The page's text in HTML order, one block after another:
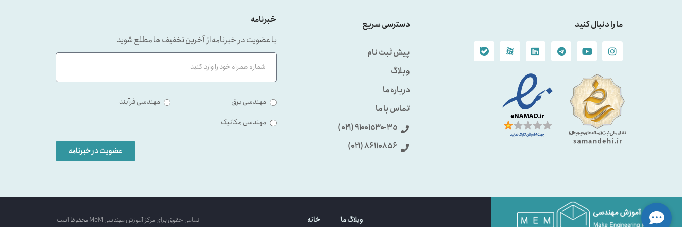
ما را دنبال کنید دسترسی سریع
پیش ثبت نام
وبلاگ
درباره ما
تماس با ما
٩۱۰۰۱٥۳۰-۳٥ (۰۲۱)
86110856 (۰۲۱)
خبرنامه
با عضویت در خبرنامه از آخرین تخفیف ها مطلع شوید
مهندسی برق
مهندسی فرآیند
مهندسی مکانیک
عضویت در خبرنامه
وبلاگ ما خانه تمامی حقوق برای مرکز آموزش مهندسی MeM محفوظ است